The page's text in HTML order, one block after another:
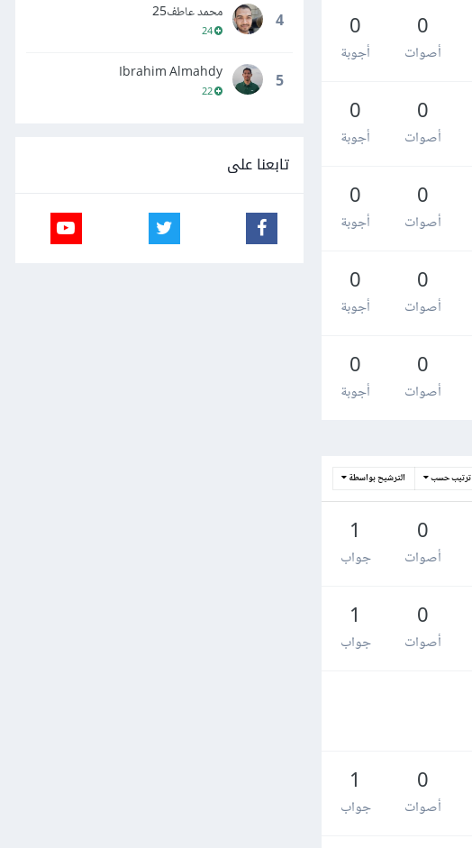
0
أصوات
0
أجوبة
0
أصوات
0
أجوبة
0
أصوات
0
أجوبة
0
أصوات
0
أجوبة
0
أصوات
0
أجوبة
ترتيب حسب الترشيح بواسطة
0
أصوات
1
جواب
0
أصوات
1
جواب
0
أصوات
1
جواب
4 محمد عاطف25
5
Ibrahim Almahdy
تابعنا على